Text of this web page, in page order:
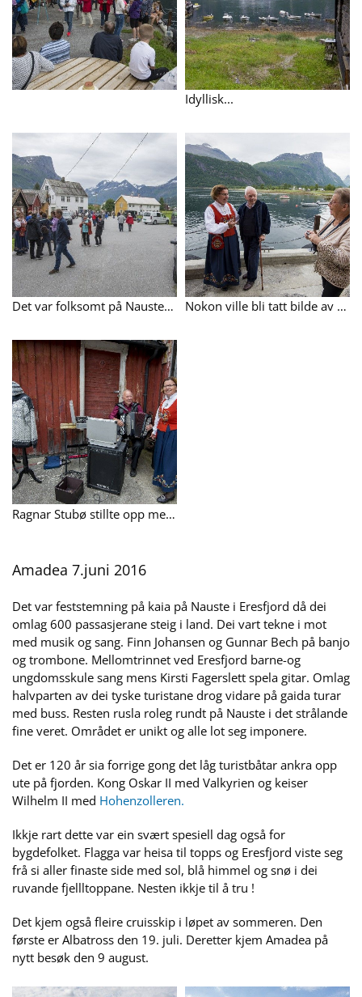
Idyllisk...
Det var folksomt på Nauste da cruisbåtpassasjerande la iveg oppover bygda. Nokon ville bli tatt bilde av saman med den bunadkledde.
Ragnar Stubø stillte opp med trekkspelet sitt. Her samen med Turis L. Øverås
Amadea 7.juni 2016
Det var feststemning på kaia på Nauste i Eresfjord då dei
omlag 600 passasjerane steig i land. Dei vart tekne i mot
med musik og sang. Finn Johansen og Gunnar Bech på banjo
og trombone. Mellomtrinnet ved Eresfjord barne-og
ungdomsskule sang mens Kirsti Fagerslett spela gitar. Omlag
halvparten av dei tyske turistane drog vidare på gaida turar
med buss. Resten rusla roleg rundt på Nauste i det strålande
fine veret. Området er unikt og alle lot seg imponere.
Det er 120 år sia forrige gong det låg turistbåtar ankra opp
ute på fjorden. Kong Oskar II med Valkyrien og keiser
Wilhelm II med Hohenzolleren.
Ikkje rart dette var ein svært spesiell dag også for
bygdefolket. Flagga var heisa til topps og Eresfjord viste seg
frå si aller finaste side med sol, blå himmel og snø i dei
ruvande fjellltoppane. Nesten ikkje til å tru !
Det kjem også fleire cruisskip i løpet av sommeren. Den
første er Albatross den 19. juli. Deretter kjem Amadea på
nytt besøk den 9 august.